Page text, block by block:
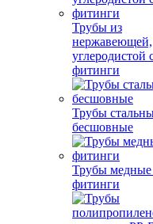
Трубы из
нержавеющей,
углеродистой
фитинги
Трубы
бесшовные
Трубы медные
фитинги